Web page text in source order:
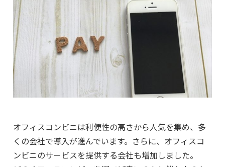
オフィスコンビニは利便性の高さから人気を集め、多
くの会社で導入が進んでいます。さらに、オフィスコ
ンビニのサービスを提供する会社も増加しました。